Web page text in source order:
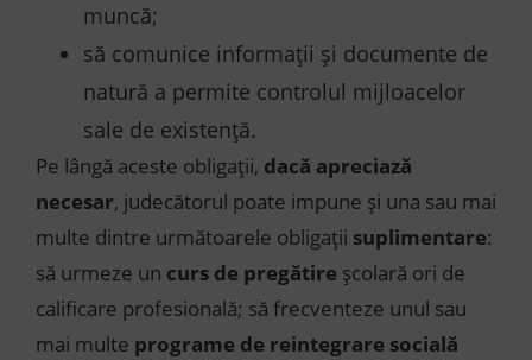
muncă;
să comunice informații și documente de
natură a permite controlul mijloacelor
sale de existență.
Pe lângă aceste obligații, dacă apreciază
necesar, judecătorul poate impune și una sau mai
multe dintre următoarele obligații suplimentare:
să urmeze un curs de pregătire școlară ori de
calificare profesională; să frecventeze unul sau
mai multe programe de reintegrare socială